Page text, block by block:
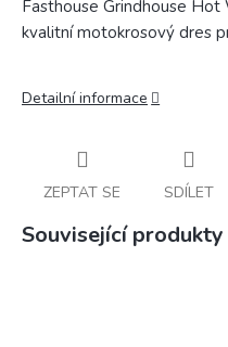
Fasthouse Grindhouse Hot
kvalitní motokrosový dres
Detailní informace
ZEPTAT SE SDÍLET
Související produkty